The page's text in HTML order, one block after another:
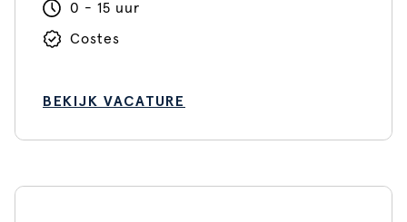
0 - 15 uur
Costes
BEKIJK VACATURE